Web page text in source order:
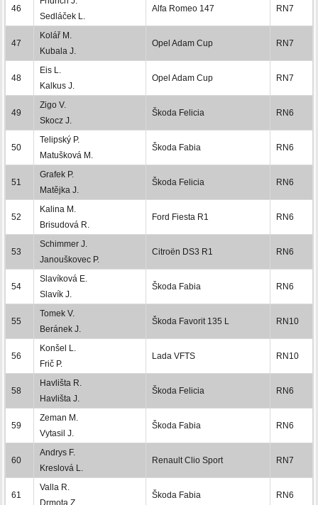
46
Sedláček L.
Alfa Romeo 147 RN7
47
Kolář M.
Kubala J.
Opel Adam Cup RN7
48
Eis L.
Kalkus J.
Opel Adam Cup RN7
49
Zigo V.
Skocz J.
Škoda Felicia RN6
50
Telipský P.
Matušková M.
Škoda Fabia RN6
51
Grafek P.
Matějka J.
Škoda Felicia RN6
52
Kalina M.
Brisudová R.
Ford Fiesta R1 RN6
53
Schimmer J.
Janouškovec P.
Citroën DS3 R1 RN6
54
Slavíková E.
Slavík J.
Škoda Fabia RN6
55
Tomek V.
Beránek J.
Škoda Favorit 135 L RN10
56
Konšel L.
Frič P.
Lada VFTS RN10
58
Havlišta R.
Havlišta J.
Škoda Felicia RN6
59
Zeman M.
Vytasil J.
Škoda Fabia RN6
60
Andrys F.
Kreslová L.
Renault Clio Sport RN7
61
Valla R.
Drmota Z.
Škoda Fabia RN6